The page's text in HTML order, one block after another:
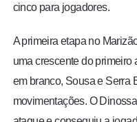
cinco para jogadores.
A primeira etapa no
uma crescente do primeiro
em branco, Sousa e Serra
movimentações. O